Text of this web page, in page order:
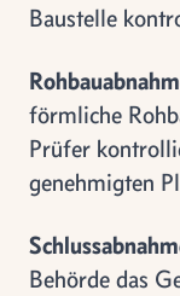
Baustelle
förmliche
Prüfer
genehmigten
Behörde das